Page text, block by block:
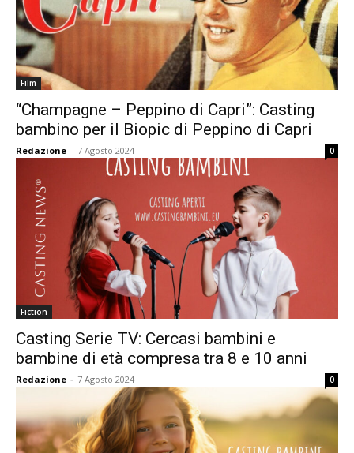
Film
“Champagne – Peppino di Capri”: Casting
bambino per il Biopic di Peppino di Capri
Redazione - 7 Agosto 2024 0
Fiction
Casting Serie TV: Cercasi bambini e
bambine di età compresa tra 8 e 10 anni
Redazione - 7 Agosto 2024 0